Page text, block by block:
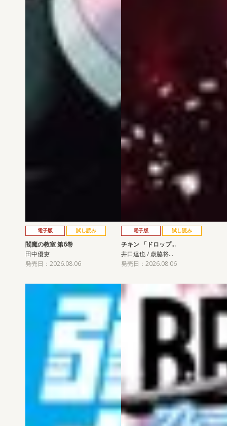
電子版 試し読み
閻魔の教室 第6巻
田中優吏
発売日：2026.08.06
電子版 試し読み
チキン 「ドロップ…
井口達也 / 歳脇将…
発売日：2026.08.06